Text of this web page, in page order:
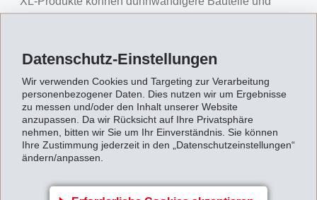
Datenschutz-Einstellungen
Wir verwenden Cookies und Targeting zur Verarbeitung
personenbezogener Daten. Dies nutzen wir um Ergebnisse
zu messen und/oder den Inhalt unserer Website
anzupassen. Da wir Rücksicht auf Ihre Privatsphäre
nehmen, bitten wir Sie um Ihr Einverständnis. Sie können
Ihre Zustimmung jederzeit in den „Datenschutzeinstellungen“
ändern/anpassen.
langfaserverstärkte Produkte auch bei hoher Last noch
weiter reduzierte Kriechverformungen. So sind die
neuen EMS-Hochleistungskunststoffe in der Lage, die
Kriechverformung von Zink-Druckguss-Metallen
deutlich zu unterbieten.
Massgeschneiderte Werkstoffe
Grivory XL-Produkte umfassen eine grosse Bandbreite